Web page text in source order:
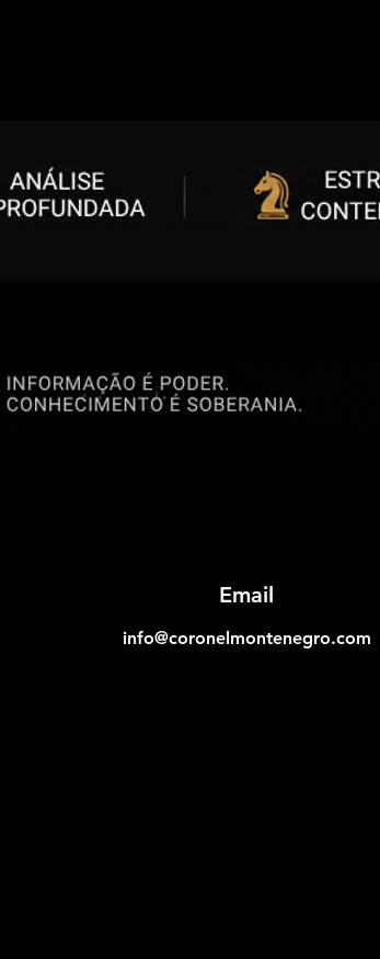
Email
info@coronelmontenegro.com